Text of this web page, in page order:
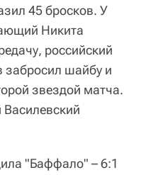
45 бросков. У
Никита
российский
шайбу и
звездой матча.
Василевский
"Баффало" – 6:1